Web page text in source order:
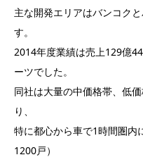
主な開発エリアはバンコク
す。
2014年度業績は売上129億
ーツでした。
同社は大量の中価格帯、低
り、
特に都心から車で1時間圏内
1200戸）